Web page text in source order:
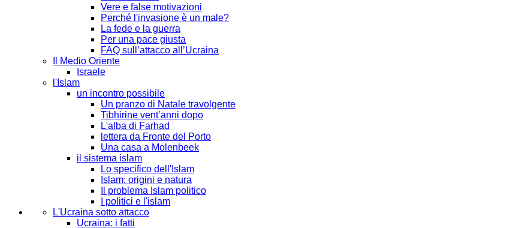
Vere e false motivazioni
Perché l'invasione è un male?
La fede e la guerra
Per una pace giusta
FAQ sull’attacco all’Ucraina
Il Medio Oriente
Israele
l'Islam
un incontro possibile
Un pranzo di Natale travolgente
Tibhirine vent’anni dopo
L'alba di Farhad
lettera da Fronte del Porto
Una casa a Molenbeek
il sistema islam
Lo specifico dell'Islam
Islam: origini e natura
Il problema Islam politico
I politici e l'islam
L'Ucraina sotto attacco
Ucraina: i fatti